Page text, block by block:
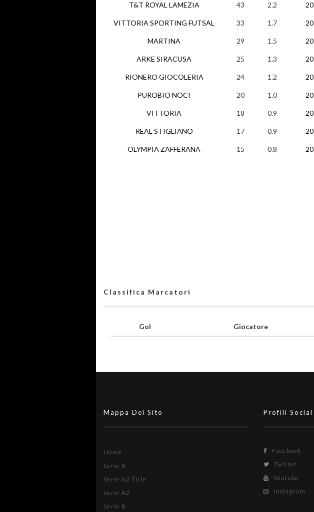
T&T ROYAL LAMEZIA
VITTORIA SPORTING FUTSAL
MARTINA
ARKE SIRACUSA
RIONERO GIOCOLERIA
PUROBIO NOCI
VITTORIA
REAL STIGLIANO
OLYMPIA ZAFFERANA
43 2.2 20
33 1.7 20
29 1.5 20
25 1.3 20
24 1.2 20
20 1.0 20
18 0.9 20
17 0.9 20
15 0.8 20
Classifica Marcatori
Gol Giocatore
Mappa Del Sito
Home
Serie A
Serie A2 Élite
Serie A2
Serie B
Profili Social
Facebook
Twitter
Youtube
Instagram